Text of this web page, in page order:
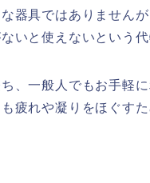
器具ではありません
いと使えないという代
、一般人でもお手軽
疲れや凝りをほぐす